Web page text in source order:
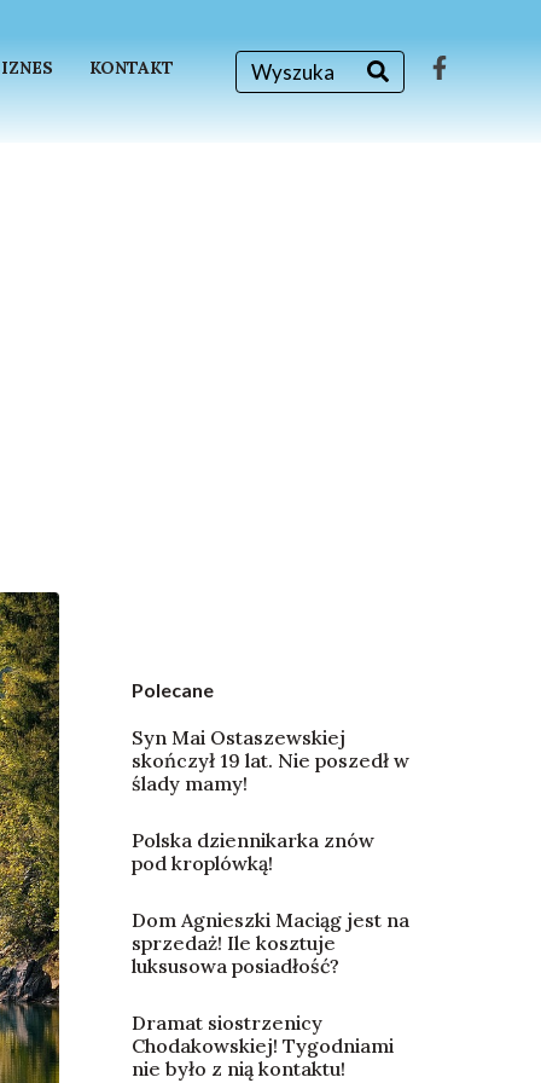
KONTAKT
Polecane
Syn Mai Ostaszewskiej
skończył 19 lat. Nie poszedł w
ślady mamy!
Polska dziennikarka znów
pod kroplówką!
Dom Agnieszki Maciąg jest na
sprzedaż! Ile kosztuje
luksusowa posiadłość?
Dramat siostrzenicy
Chodakowskiej! Tygodniami
nie było z nią kontaktu!